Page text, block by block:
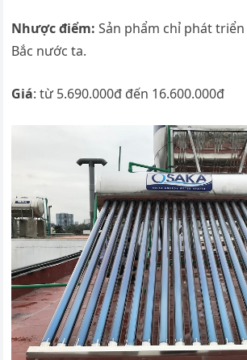
Nhược điểm: Sản phẩm chỉ phát
Bắc nước ta.
Giá: từ 5.690.000đ đến 16.600.000đ